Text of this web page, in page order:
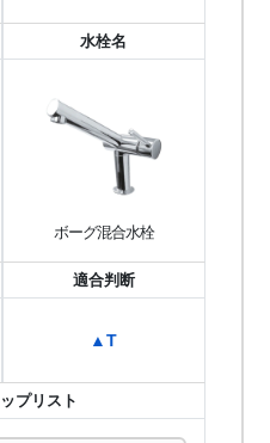
水栓名
ボーグ混合水栓
適合判断
▲T
プリスト